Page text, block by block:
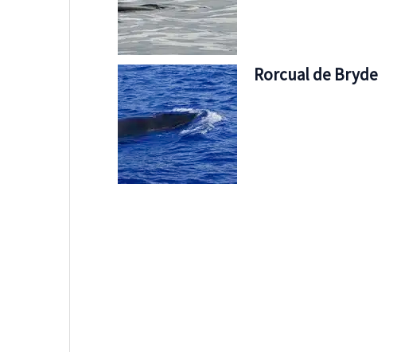
Rorcual de Bryde